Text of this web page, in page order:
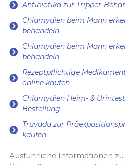
Antibiotika zur Tripper-
Chlamydien beim Mann
behandeln
Chlamydien beim Mann
behandeln
Rezeptpflichtige
online kaufen
Chlamydien Heim- &
Bestellung
Truvada zur
kaufen
Ausführliche Informationen